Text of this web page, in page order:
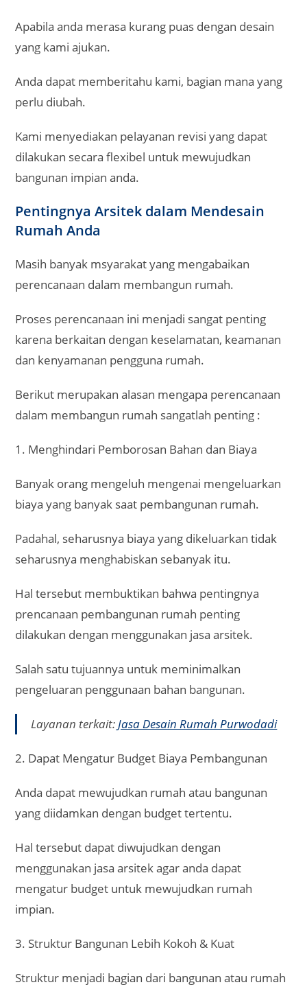
Apabila anda merasa kurang puas dengan desain
yang kami ajukan.
Anda dapat memberitahu kami, bagian mana yang
perlu diubah.
Kami menyediakan pelayanan revisi yang dapat
dilakukan secara flexibel untuk mewujudkan
bangunan impian anda.
Pentingnya Arsitek dalam Mendesain
Rumah Anda
Masih banyak msyarakat yang mengabaikan
perencanaan dalam membangun rumah.
Proses perencanaan ini menjadi sangat penting
karena berkaitan dengan keselamatan, keamanan
dan kenyamanan pengguna rumah.
Berikut merupakan alasan mengapa perencanaan
dalam membangun rumah sangatlah penting :
1. Menghindari Pemborosan Bahan dan Biaya
Banyak orang mengeluh mengenai mengeluarkan
biaya yang banyak saat pembangunan rumah.
Padahal, seharusnya biaya yang dikeluarkan tidak
seharusnya menghabiskan sebanyak itu.
Hal tersebut membuktikan bahwa pentingnya
prencanaan pembangunan rumah penting
dilakukan dengan menggunakan jasa arsitek.
Salah satu tujuannya untuk meminimalkan
pengeluaran penggunaan bahan bangunan.
Layanan terkait:Jasa Desain Rumah Purwodadi
2. Dapat Mengatur Budget Biaya Pembangunan
Anda dapat mewujudkan rumah atau bangunan
yang diidamkan dengan budget tertentu.
Hal tersebut dapat diwujudkan dengan
menggunakan jasa arsitek agar anda dapat
mengatur budget untuk mewujudkan rumah
impian.
3. Struktur Bangunan Lebih Kokoh & Kuat
Struktur menjadi bagian dari bangunan atau rumah